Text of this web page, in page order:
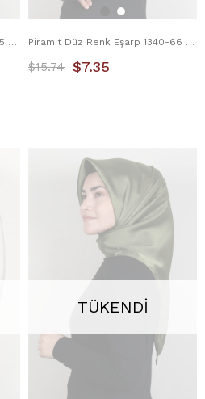
Piramit Düz Renk Eşarp 1340-65 Koyu Krem Piramit Düz Renk Eşarp 1340-66 Mint Yeşili
$7.35
$15.74
TÜKENDI